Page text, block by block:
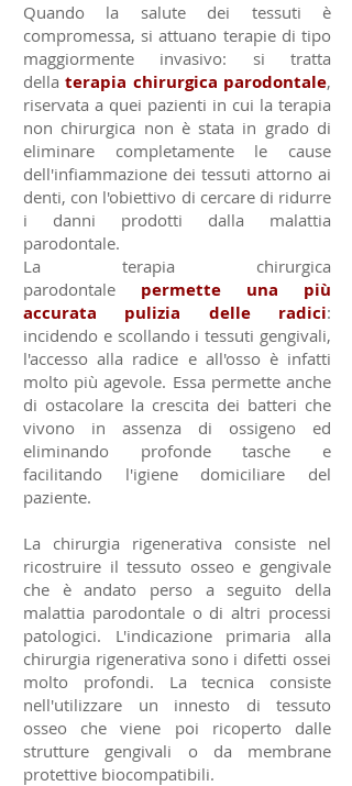
Quando la salute dei tessuti è
compromessa, si attuano terapie di tipo
maggiormente invasivo: si tratta
dellaterapia chirurgica parodontale,
riservata a quei pazienti in cui la terapia
non chirurgica non è stata in grado di
eliminare completamente le cause
dell'infiammazione dei tessuti attorno ai
denti, con l'obiettivo di cercare di ridurre
i danni prodotti dalla malattia
parodontale.
La terapia chirurgica
parodontale permette una più
accurata pulizia delle radici:
incidendo e scollando i tessuti gengivali,
l'accesso alla radice e all'osso è infatti
molto più agevole. Essa permette anche
di ostacolare la crescita dei batteri che
vivono in assenza di ossigeno ed
eliminando profonde tasche e
facilitando l'igiene domiciliare del
paziente.
La chirurgia rigenerativa consiste nel
ricostruire il tessuto osseo e gengivale
che è andato perso a seguito della
malattia parodontale o di altri processi
patologici. L'indicazione primaria alla
chirurgia rigenerativa sono i difetti ossei
molto profondi. La tecnica consiste
nell'utilizzare un innesto di tessuto
osseo che viene poi ricoperto dalle
strutture gengivali o da membrane
protettive biocompatibili.